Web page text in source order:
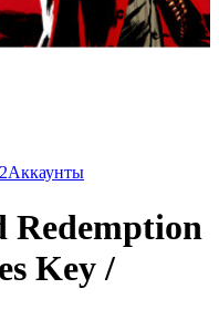
Аккаунты
Redemption
Key /